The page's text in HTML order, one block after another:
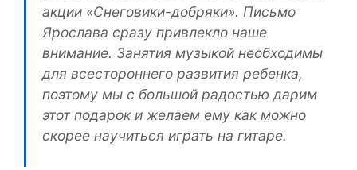
акции «Снеговики-добряки». Письмо
Ярослава сразу привлекло наше
внимание. Занятия музыкой необходимы
для всестороннего развития ребенка,
поэтому мы с большой радостью дарим
этот подарок и желаем ему как можно
скорее научиться играть на гитаре.